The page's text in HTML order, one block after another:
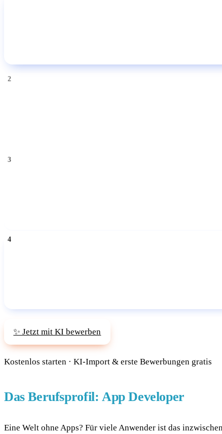
✨ Jetzt mit KI bewerben
Kostenlos starten · KI-Import & erste Bewerbungen gratis
Das Berufsprofil: App Developer
Eine Welt ohne Apps? Für viele Anwender ist das